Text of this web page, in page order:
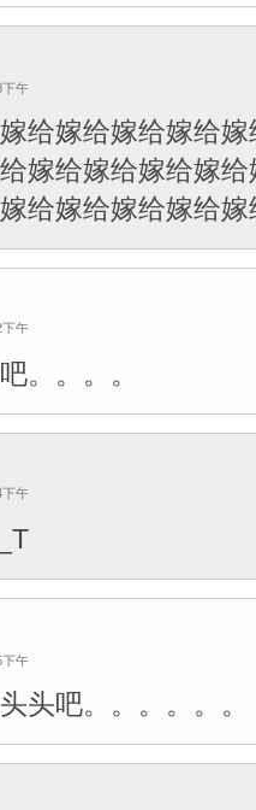
下午
给嫁给嫁给嫁给
嫁给嫁给嫁给嫁
给嫁给嫁给嫁给
下午
。。。。
下午
下午
头吧。。。。。。